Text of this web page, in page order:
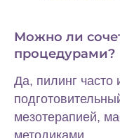
Можно ли
процедурами?
Да, пилинг часто
мезотерапией,